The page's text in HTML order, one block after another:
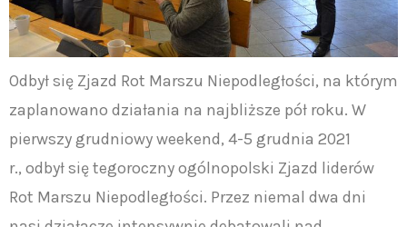
Odbył się Zjazd Rot Marszu Niepodległości, na którym
zaplanowano działania na najbliższe pół roku. W
pierwszy grudniowy weekend, 4-5 grudnia 2021
r., odbył się tegoroczny ogólnopolski Zjazd liderów
Rot Marszu Niepodległości. Przez niemal dwa dni